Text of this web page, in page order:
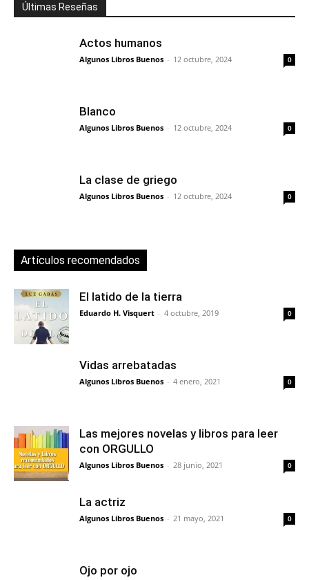
Últimas Reseñas
Actos humanos
Algunos Libros Buenos - 12 octubre, 2024 0
Blanco
Algunos Libros Buenos - 12 octubre, 2024 0
La clase de griego
Algunos Libros Buenos - 12 octubre, 2024 0
Artículos recomendados
El latido de la tierra
Eduardo H. Visquert - 4 octubre, 2019 0
Vidas arrebatadas
Algunos Libros Buenos - 4 enero, 2021 0
Las mejores novelas y libros para leer
con ORGULLO
Algunos Libros Buenos - 28 junio, 2021 0
La actriz
Algunos Libros Buenos - 21 mayo, 2021 0
Ojo por ojo